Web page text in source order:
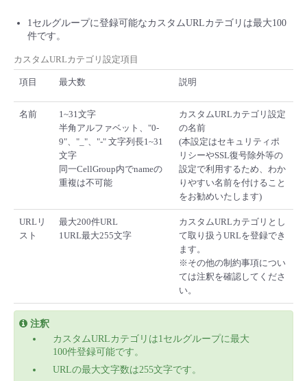
- クラウド / サーバー
- Flexible InterConnect
- Flexible Remote Access
- vUTM2
1セルグループに登録可能なカスタムURLカテゴリは最大100
件です。
カスタムURLカテゴリ設定項目
項目 最大数 説明
名前
1~31文字
半角アルファベット、"0-
9"、"_"、"-" 文字列長1~31
文字
同一CellGroup内でnameの
重複は不可能
カスタムURLカテゴリ設定
の名前
(本設定はセキュリティポ
リシーやSSL復号除外等の
設定で利用するため、わか
りやすい名前を付けること
をお勧めいたします)
URLリ
スト
最大200件URL
1URL最大255文字
カスタムURLカテゴリとし
て取り扱うURLを登録でき
ます。
※その他の制約事項につい
ては注釈を確認してくださ
い。
注釈
カスタムURLカテゴリは1セルグループに最大
100件登録可能です。
URLの最大文字数は255文字です。